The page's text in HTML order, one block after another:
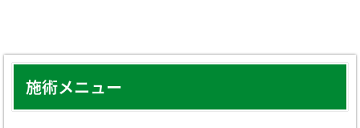
施術メニュー